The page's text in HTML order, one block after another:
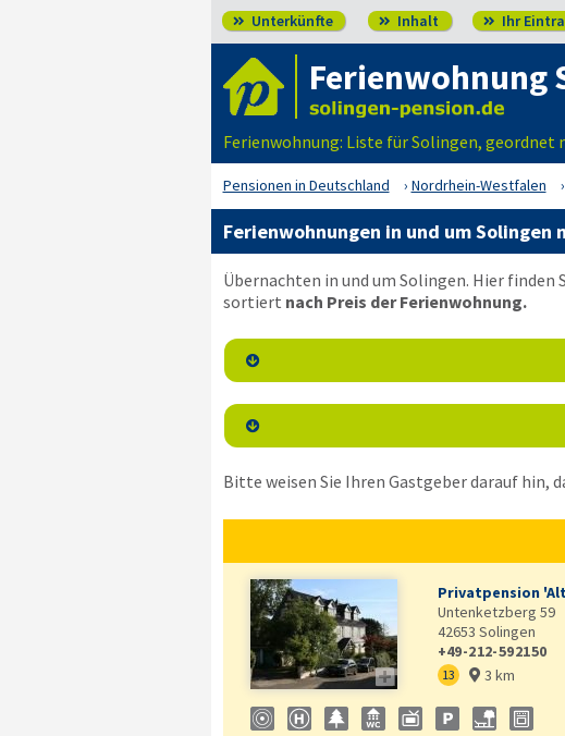
 Unterkünfte  Inhalt  Ihr
Ferienwohnung
Ferienwohnung: Liste für Solingen, geordnet
Pensionen in Deutschland Nordrhein-Westfalen
Ferienwohnungen in und um Solingen
Übernachten in und um Solingen. Hier
sortiert nach Preis der Ferienwohnung.


Bitte weisen Sie Ihren Gastgeber darauf hin,

Privatpension
Untenketzberg 59
42653 Solingen
+49-212-592150
13  3 km